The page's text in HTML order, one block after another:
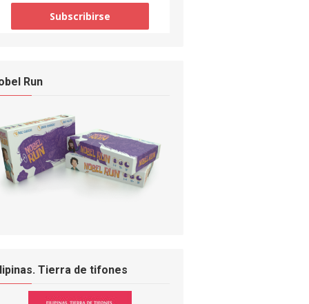
Run
Tierra de tifones